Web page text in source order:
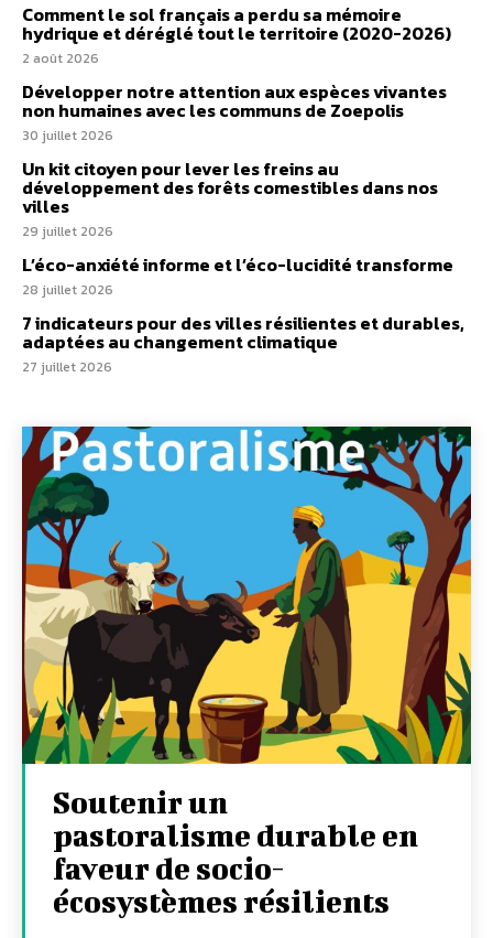
Comment le sol français a perdu sa mémoire
hydrique et déréglé tout le territoire (2020-2026)
2 août 2026
Développer notre attention aux espèces vivantes
non humaines avec les communs de Zoepolis
30 juillet 2026
Un kit citoyen pour lever les freins au
développement des forêts comestibles dans nos
villes
29 juillet 2026
L’éco-anxiété informe et l’éco-lucidité transforme
28 juillet 2026
7 indicateurs pour des villes résilientes et durables,
adaptées au changement climatique
27 juillet 2026
Soutenir un
pastoralisme durable en
faveur de socio-
écosystèmes résilients